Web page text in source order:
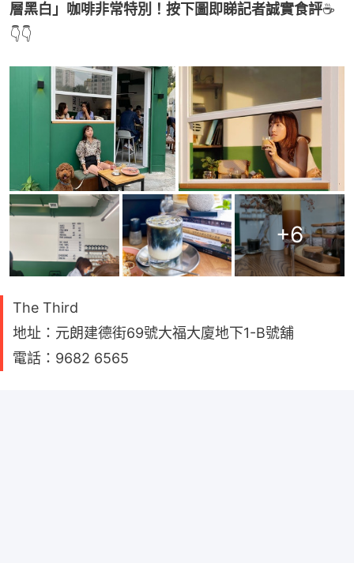
層黑白」咖啡非常特別！按下圖即睇記者誠實食評☕
👇👇
+6
The Third
地址：元朗建德街69號大福大廈地下1-B號舖
電話：9682 6565